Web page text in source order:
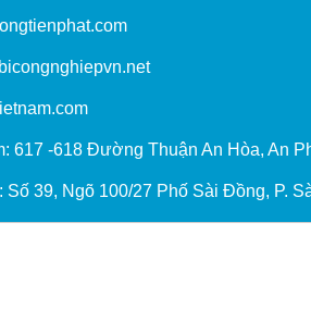
617 -618 Đường Thuận An Hòa, An
Số 39, Ngõ 100/27 Phố Sài Đồng, P.